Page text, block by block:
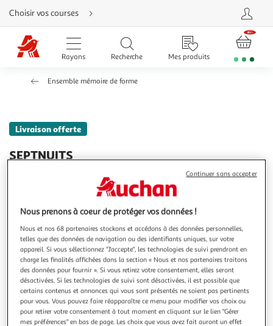
Aller
directement
au
contenu
Aller
directement
Aller
Aller
directement
à
rubrique
besoin
Choisir vos courses
Rayons Recherche Mes produits
Ensemble mémoire de forme
Livraison offerte
SEPTNUITS
Matelas Mémoire de forme + sommier kit blanc
Le matelas Memo de la marque Septnuits a un soutien très
ferme, son accueil dynamique réduit les points de pression.
Ses matériaux de haute qualité : Plate-bande 3D micro
aérée, son coutil ultra respirable et sa fibre polyester vous
garantissent une aération totale du matelas pour une
hygiène optima
En savoir +
Vendu parSommeil de Plomb
Couleur
Blanc neige
Taille
90 x 200 cm +5
Nous prenons à coeur de protéger vos données !
Nous et nos 68 partenaires stockons et accédons à des données personnelles,
telles que des données de navigation ou des identifiants uniques, sur votre
appareil. Si vous sélectionnez "J'accepte", les technologies de suivi prendront en
charge les finalités affichées dans la section « Nous et nos partenaires traitons
des données pour fournir ». Si vous retirez votre consentement, elles seront
désactivées. Si les technologies de suivi sont désactivées, il est possible que
certains contenus et annonces qui vous sont présentés ne soient pas pertinents
pour vous. Vous pouvez faire réapparaître ce menu pour modifier vos choix ou
pour retirer votre consentement à tout moment en cliquant sur le lien "Gérer
mes préférences" en bas de page. Les choix que vous avez fait auront un effet
Continuer sans accepter